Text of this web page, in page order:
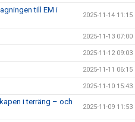
till EM i
2025-11-14 11:15
2025-11-13 07:00
2025-11-12 09:03
2025-11-11 06:15
2025-11-10 15:43
i terräng – och
2025-11-09 11:53